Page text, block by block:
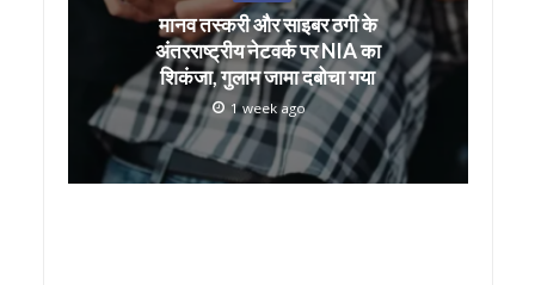
मानव तस्करी और साइबर ठगी के
अंतरराष्ट्रीय नेटवर्क पर NIA का
शिकंजा, गुलाम जामा दबोचा गया
1 week ago